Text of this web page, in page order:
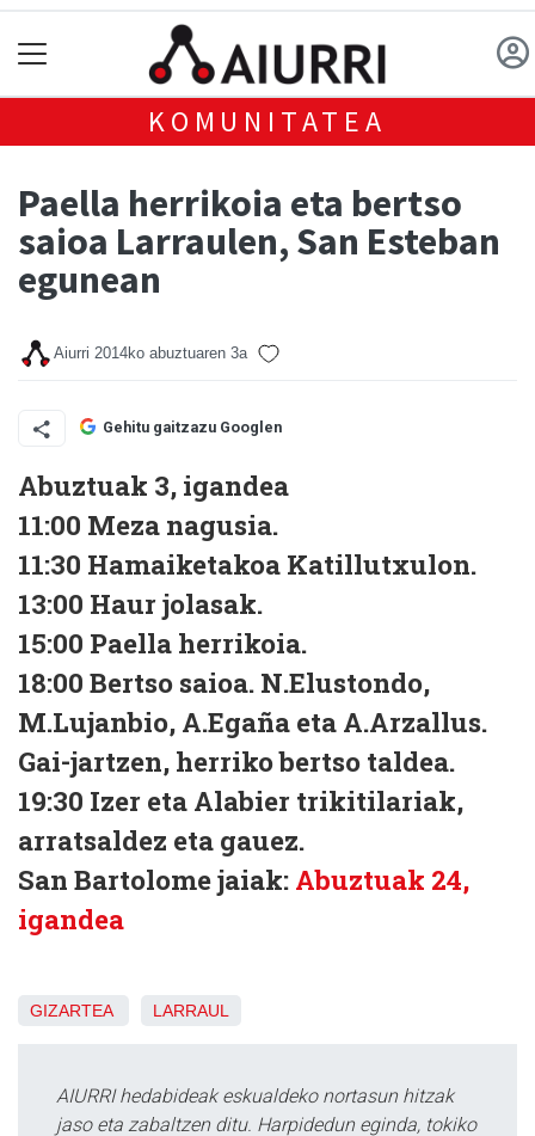
KOMUNITATEA
Paella herrikoia eta bertso
saioa Larraulen, San Esteban
egunean
Aiurri 2014ko abuztuaren 3a
Gehitu gaitzazu Googlen
Abuztuak 3, igandea
11:00 Meza nagusia.
11:30 Hamaiketakoa Katillutxulon.
13:00 Haur jolasak.
15:00 Paella herrikoia.
18:00 Bertso saioa. N.Elustondo,
M.Lujanbio, A.Egaña eta A.Arzallus.
Gai-jartzen, herriko bertso taldea.
19:30 Izer eta Alabier trikitilariak,
arratsaldez eta gauez.
San Bartolome jaiak: Abuztuak 24,
igandea
GIZARTEA LARRAUL
AIURRI hedabideak eskualdeko nortasun hitzak
jaso eta zabaltzen ditu. Harpidedun eginda, tokiko